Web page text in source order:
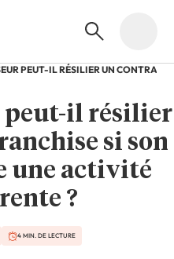
peut-il résilier
si son
une activité
?
4 MIN. DE LECTURE